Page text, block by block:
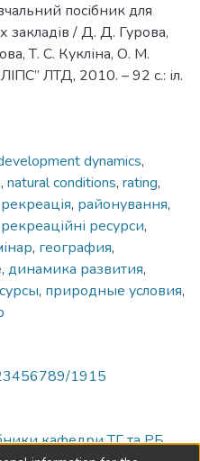
посібник для
закладів / Д. Д. Гурова,
Т. С. Кукліна, О. М.
ЛТД, 2010. – 92 с.: іл.
dynamics,
, natural conditions, rating,
рекреація, районування,
рекреаційні ресурси,
, география,
, динамика развития,
, природные условия,
1915
кафедри ТГ та РБ